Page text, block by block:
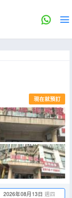
現在就預訂
2026年08月13日 週四